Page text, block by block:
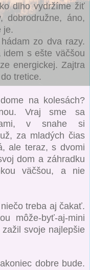
dlho vydržíme žiť
dobrodružne, áno,
je.
zo dva razy.
s ešte väčšou
energickej. Zajtra
tretice.
na kolesách?
Vraj sme sa
v snahe si
za mladých čias
ale teraz, s dvomi
dom a záhradku
väčšou, a nie
treba aj čakať.
môže-byť-aj-mini
svoje najlepšie
dobre bude.